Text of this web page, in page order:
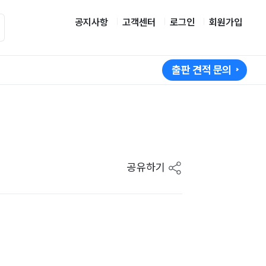
공지사항 고객센터 로그인 회원가입
출판 견적 문의
공유하기